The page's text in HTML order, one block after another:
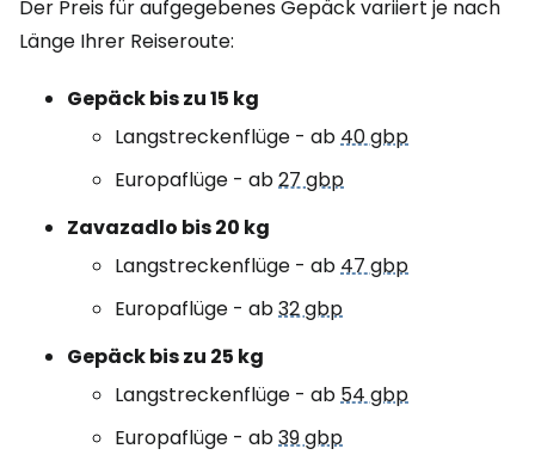
Der Preis für aufgegebenes Gepäck variiert je nach
Länge Ihrer Reiseroute:
Gepäck bis zu 15 kg
Langstreckenflüge - ab40 gbp
Europaflüge - ab27 gbp
Zavazadlo bis 20 kg
Langstreckenflüge - ab47 gbp
Europaflüge - ab32 gbp
Gepäck bis zu 25 kg
Langstreckenflüge - ab54 gbp
Europaflüge - ab39 gbp